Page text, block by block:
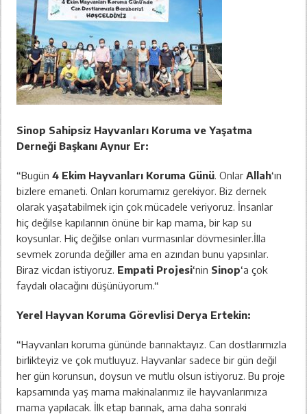
Sinop Sahipsiz Hayvanları Koruma ve Yaşatma
Derneği Başkanı Aynur Er:
“Bugün4 Ekim Hayvanları Koruma Günü. OnlarAllah‘ın
bizlere emaneti. Onları korumamız gerekiyor. Biz dernek
olarak yaşatabilmek için çok mücadele veriyoruz. İnsanlar
hiç değilse kapılarının önüne bir kap mama, bir kap su
koysunlar. Hiç değilse onları vurmasınlar dövmesinler.İlla
sevmek zorunda değiller ama en azından bunu yapsınlar.
Biraz vicdan istiyoruz. Empati Projesi‘nin Sinop‘a çok
faydalı olacağını düşünüyorum.“
Yerel Hayvan Koruma Görevlisi Derya Ertekin:
“Hayvanları koruma gününde barınaktayız. Can dostlarımızla
birlikteyiz ve çok mutluyuz. Hayvanlar sadece bir gün değil
her gün korunsun, doysun ve mutlu olsun istiyoruz. Bu proje
kapsamında yaş mama makinalarımız ile hayvanlarımıza
mama yapılacak. İlk etap barınak, ama daha sonraki